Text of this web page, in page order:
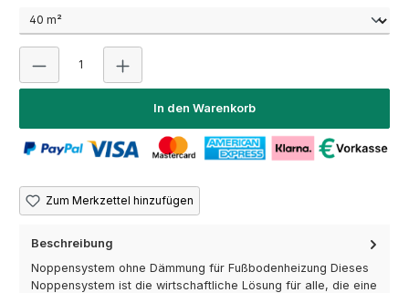
Produkt Anzahl: Gib den gewünschten Wert ein
In den Warenkorb
Zum Merkzettel hinzufügen
Beschreibung
Noppensystem ohne Dämmung für Fußbodenheizung Dieses
Noppensystem ist die wirtschaftliche Lösung für alle, die eine